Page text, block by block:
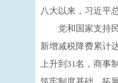
八大以来，习近平
党和国家支持民
新增减税降费累计
上升到31名，商事